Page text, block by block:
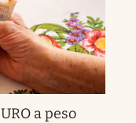
a peso